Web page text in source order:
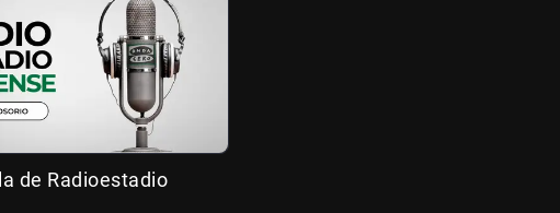
de Radioestadio